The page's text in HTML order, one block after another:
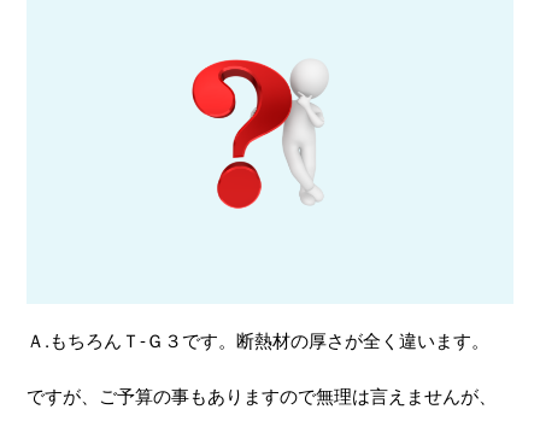
Ａ.もちろんＴ-Ｇ３です。断熱材の厚さが全く違います。
ですが、ご予算の事もありますので無理は言えませんが、